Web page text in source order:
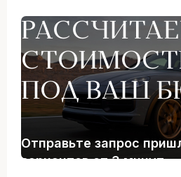
ПОД ВАШ
Отправьте запрос
вариантов от 3 минут